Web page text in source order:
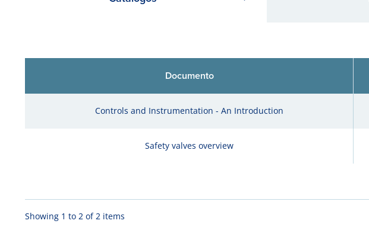
Documento
Controls and Instrumentation - An Introduction
Safety valves overview
Showing 1 to 2 of 2 items